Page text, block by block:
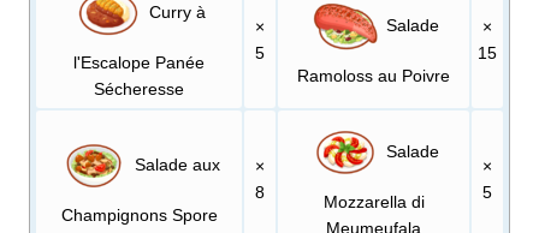
Curry à
l'Escalope Panée
Sécheresse
×
5
Salade
Ramoloss au Poivre
×
15
Salade aux
Champignons Spore
×
8
Salade
Mozzarella di
Meumeufala
×
5